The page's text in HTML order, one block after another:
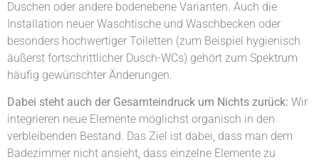
Duschen oder andere bodenebene Varianten. Auch die
Installation neuer Waschtische und Waschbecken oder
besonders hochwertiger Toiletten (zum Beispiel hygienisch
äußerst fortschrittlicher Dusch-WCs) gehört zum Spektrum
häufig gewünschter Änderungen.
Dabei steht auch der Gesamteindruck um Nichts zurück: Wir
integrieren neue Elemente möglichst organisch in den
verbleibenden Bestand. Das Ziel ist dabei, dass man dem
Badezimmer nicht ansieht, dass einzelne Elemente zu